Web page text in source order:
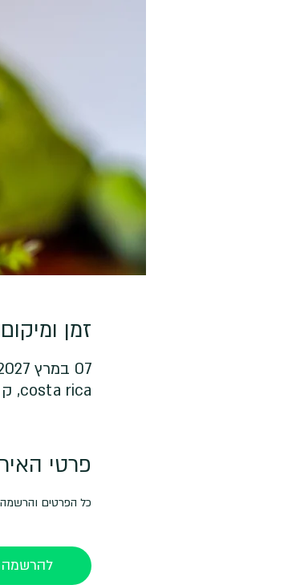
זמן ומיקום
07 במרץ 2027, 6:00 – 17 במרץ 2027, 6:00
costa rica, קוסטה ריקה
פרטי
כל הפרטים והרשמה
להרשמה